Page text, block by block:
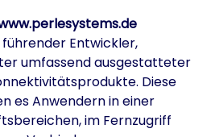
Entwickler,
umfassend ausgestatteter
Diese
es Anwendern in einer
im Fernzugriff